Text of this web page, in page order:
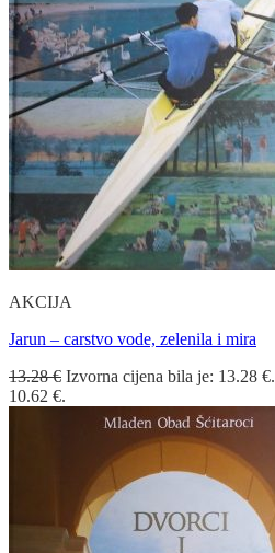
AKCIJA
Jarun – carstvo vode, zelenila i mira
13.28€ Izvorna cijena bila je: 13.28 €.
10.62 €.